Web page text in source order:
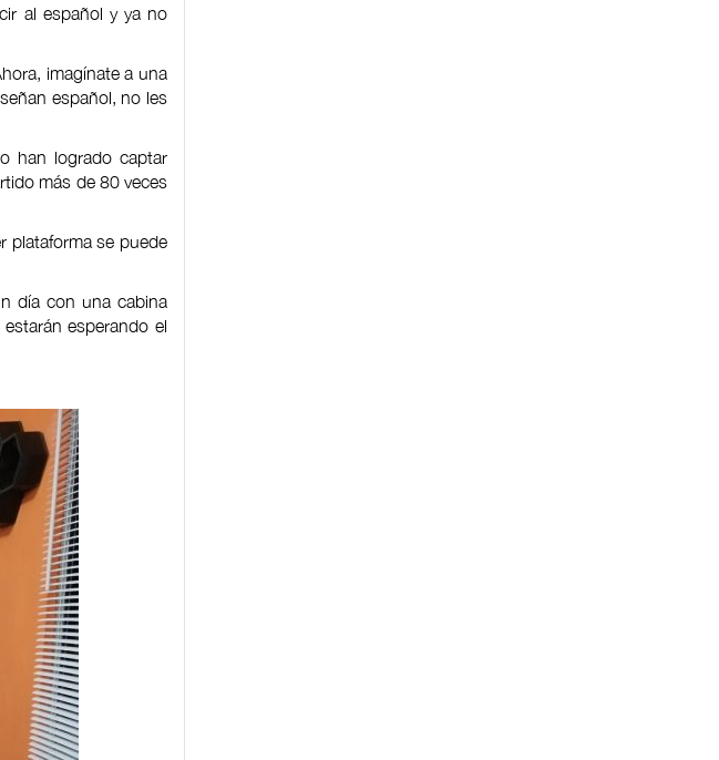
al español y ya no
imagínate a una
español, no les
han logrado captar
más de 80 veces
plataforma se puede
día con una cabina
esperando el